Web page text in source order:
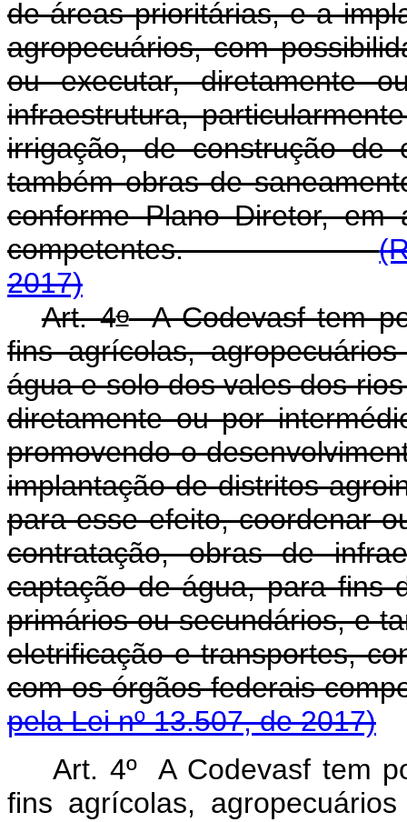
de áreas prioritárias, e a
agropecuários, com
ou executar, diretamente
infraestrutura,
irrigação, de construção de
também obras de
conforme Plano Diretor, em
competentes.
2017)
Art. 4oA Codevasf tem
fins agrícolas,
água e solo dos vales dos
diretamente ou por
promovendo o
implantação de distritos
para esse efeito, coordenar
contratação, obras de
captação de água, para fins
primários ou secundários, e
eletrificação e transportes,
com os órgãos federais
pela Lei nº 13.507, de 2017)
Art. 4º A Codevasf tem
fins agrícolas,